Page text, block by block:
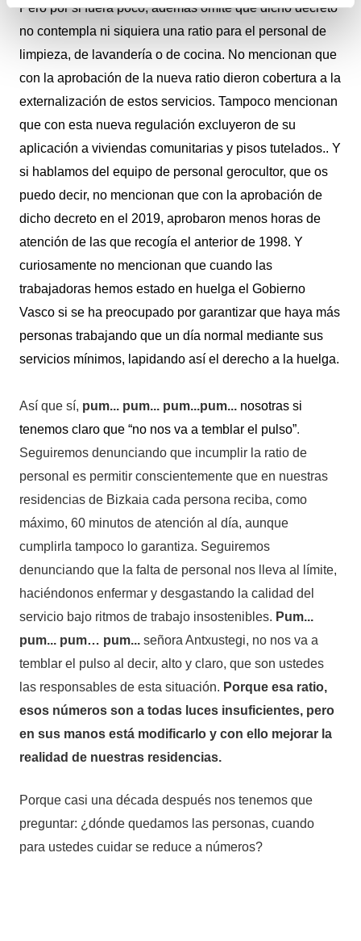
Pero por si fuera poco,además omiteque dicho decreto
no contempla ni siquiera una ratio para el personal de
limpieza, de lavandería o de cocina. No mencionan que
con la aprobación de la nueva ratio dieron cobertura a la
externalización de estos servicios. Tampoco mencionan
que con esta nueva regulación excluyeron de su
aplicación a viviendas comunitarias y pisos tutelados.. Y
si hablamos del equipo de personal gerocultor, que os
puedo decir, no mencionan que con la aprobación de
dicho decreto en el 2019, aprobaron menos horas de
atención de las que recogía el anterior de 1998. Y
curiosamente no mencionan que cuando las
trabajadoras hemos estado en huelga el Gobierno
Vasco si se ha preocupado por garantizar que haya más
personas trabajando que un día normal mediante sus
servicios mínimos, lapidando así el derecho a la huelga.
Así que sí, pum... pum... pum...pum... nosotras si
tenemos claro que “no nos va a temblar el pulso”.
Seguiremos denunciando que incumplir la ratio de
personal es permitir conscientemente que en nuestras
residencias de Bizkaia cada persona reciba, como
máximo, 60 minutos de atención al día, aunque
cumplirla tampoco lo garantiza. Seguiremos
denunciando que la falta de personal nos lleva al límite,
haciéndonos enfermar y desgastando la calidad del
servicio bajo ritmos de trabajo insostenibles. Pum...
pum... pum… pum... señora Antxustegi, no nos va a
temblar el pulso al decir, alto y claro, que son ustedes
las responsables de esta situación. Porque esa ratio,
esos números son a todas luces insuficientes, pero
en sus manos está modificarlo y con ello mejorar la
realidad de nuestras residencias.
Porque casi una década después nos tenemos que
preguntar: ¿dónde quedamos las personas, cuando
para ustedes cuidar se reduce a números?